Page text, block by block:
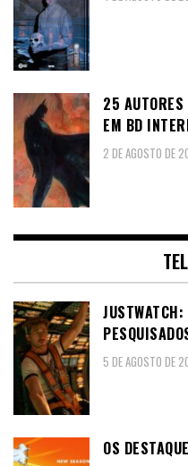
25 AUTORES
EM BD
2 DE AGOSTO DE
5 DE AGOSTO DE
OS